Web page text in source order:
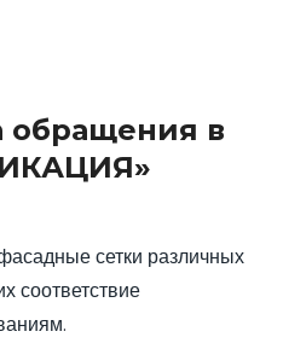
обращения в
сетки различных
соответствие